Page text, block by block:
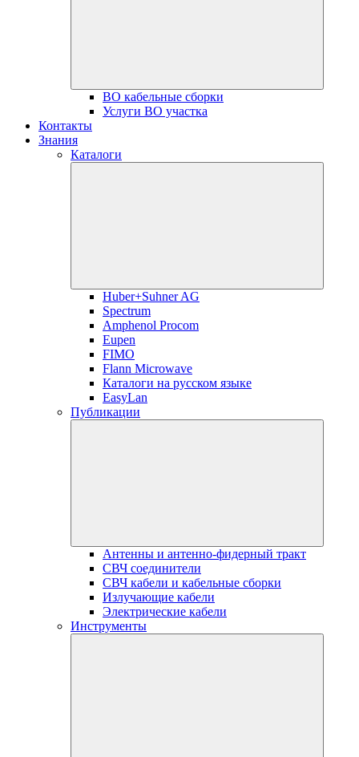
ВО кабельные сборки
Услуги ВО участка
Контакты
Знания
Каталоги
Huber+Suhner AG
Spectrum
Amphenol Procom
Eupen
FIMO
Flann Microwave
Каталоги на русском языке
EasyLan
Публикации
Антенны и антенно-фидерный тракт
СВЧ соединители
СВЧ кабели и кабельные сборки
Излучающие кабели
Электрические кабели
Инструменты